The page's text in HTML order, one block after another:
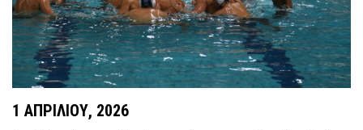
1 ΑΠΡΙΛΊΟΥ, 2026